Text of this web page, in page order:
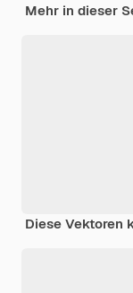
Mehr in dieser
Diese Vektoren